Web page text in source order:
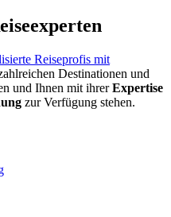
Reiseprofis mit
Destinationen und
und Ihnen mit ihrerExpertise
zur Verfügung stehen.